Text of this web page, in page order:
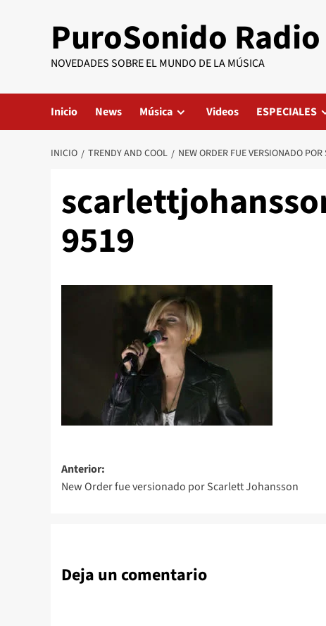
PuroSonido Radio
NOVEDADES SOBRE EL MUNDO DE LA MÚSICA
Inicio News Música Videos ESPECIALES
INICIO TRENDY AND COOL NEW ORDER FUE VERSIONADO
9519
Navegación
de
Anterior:
New Order fue versionado por Scarlett Johansson
Deja un comentario